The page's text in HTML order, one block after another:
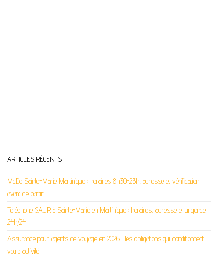
ARTICLES RÉCENTS
McDo Sainte-Marie Martinique : horaires 8h30-23h, adresse et vérification
avant de partir
Téléphone SAUR à Sainte-Marie en Martinique : horaires, adresse et urgence
24h/24
Assurance pour agents de voyage en 2026 : les obligations qui conditionnent
votre activité